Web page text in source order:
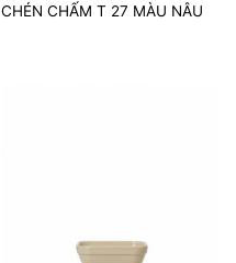
CHÉN CHẤM T 27 MÀU NÂU